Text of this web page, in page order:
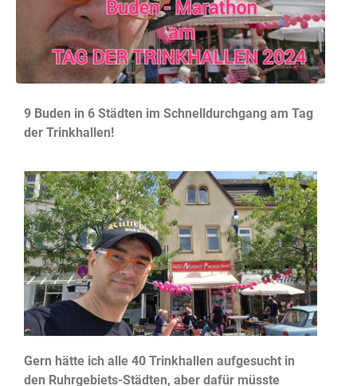
9 Buden in 6 Städten im Schnelldurchgang am Tag
der Trinkhallen!
Gern hätte ich alle 40 Trinkhallen aufgesucht in
den Ruhrgebiets-Städten, aber dafür müsste